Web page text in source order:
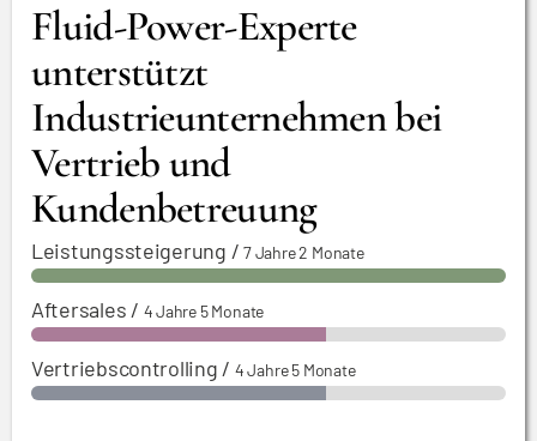
Fluid-Power-Experte
unterstützt
Industrieunternehmen bei
Vertrieb und
Kundenbetreuung
Leistungssteigerung /7 Jahre 2 Monate
Aftersales / 4 Jahre 5 Monate
Vertriebscontrolling / 4 Jahre 5 Monate